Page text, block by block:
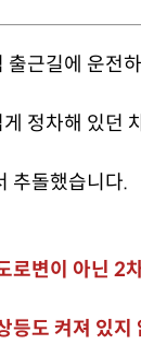
출근길에 운전
정차해 있던
추돌했습니다.
로변이 아닌 2
등도 켜져 있지